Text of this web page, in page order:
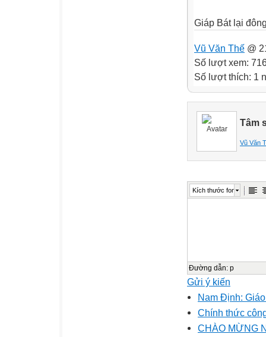
Giáp Bát lại
Vũ Văn Thế @
Số lượt xem:
Số lượt thích: 1
Tâm
Vũ Văn
Kích thước font
Đường dẫn: p
Gửi ý kiến
Nam Định:
Chính thức
CHÀO MỪNG